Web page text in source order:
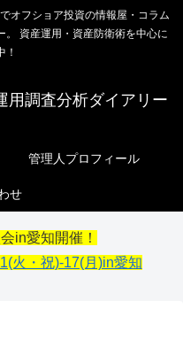
オフショア投資の情報屋・コラム
。 資産運用・資産防衛術を中心に
！
調査分析ダイアリー
管理人プロフィール
せ
in愛知開催！
火・祝)-17(月)in愛知